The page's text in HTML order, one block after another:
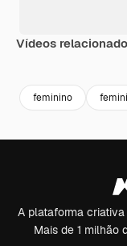
Vídeos
feminino
A plataforma
Mais de 1 milhão